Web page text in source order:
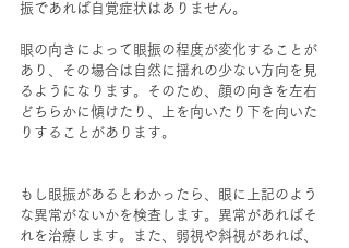
振であれば自覚症状はありません。
眼の向きによって眼振の程度が変化することが
あり、その場合は自然に揺れの少ない方向を見
るようになります。そのため、顔の向きを左右
どちらかに傾けたり、上を向いたり下を向いた
りすることがあります。
もし眼振があるとわかったら、眼に上記のよう
な異常がないかを検査します。異常があればそ
れを治療します。また、弱視や斜視があれば、